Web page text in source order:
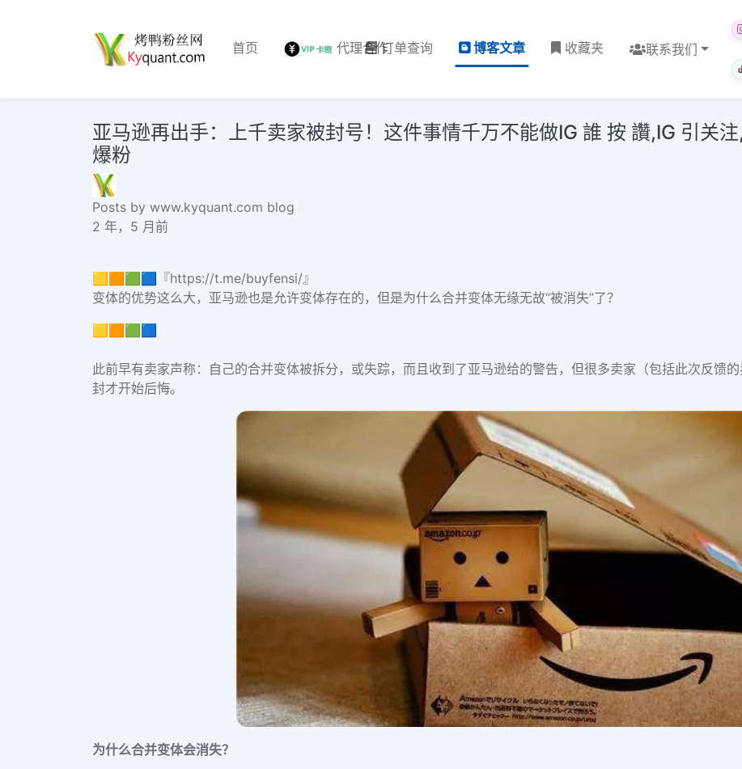
首页 代理合作订单查询 博客文章 收藏夹 联系我们
亚马逊再出手：上千卖家被封号！这件事情千万不能做IG 誰 按 讚,IG 引关
爆粉
Posts by www.kyquant.com blog
2 年，5 月前
🟨🟧🟩🟦『https://t.me/buyfensi/』
变体的优势这么大，亚马逊也是允许变体存在的，但是为什么合并变体无缘无故“被消失”了？
🟨🟧🟩🟦
此前早有卖家声称：自己的合并变体被拆分，或失踪，而且收到了亚马逊给的警告，但很多卖家（包括此次反馈
封才开始后悔。
为什么合并变体会消失？